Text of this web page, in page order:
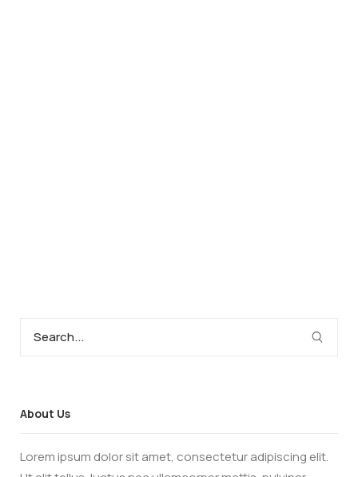
About Us
Lorem ipsum dolor sit amet, consectetur adipiscing elit.